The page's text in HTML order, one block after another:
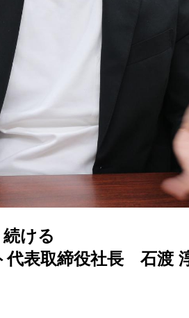
ける
代表取締役社長 石渡